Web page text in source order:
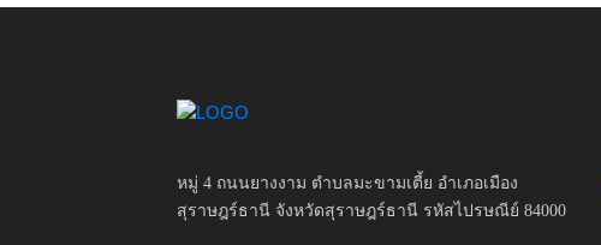
หมู่ 4 ถนนยางงาม ตำบลมะขามเตี้ย อำเภอเมือง
สุราษฎร์ธานี จังหวัดสุราษฎร์ธานี รหัสไปรษณีย์ 84000